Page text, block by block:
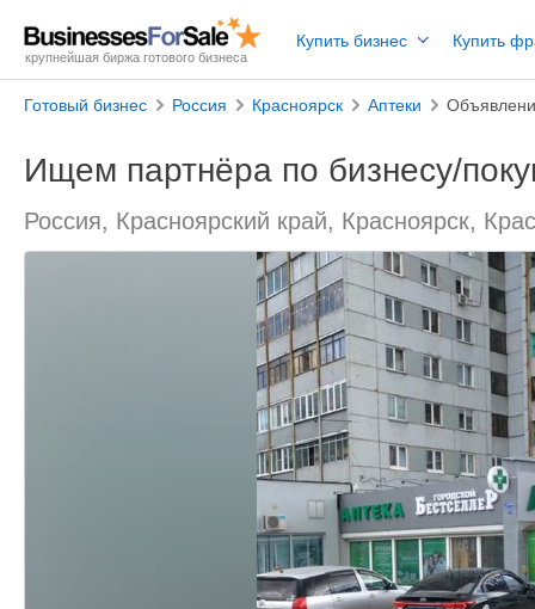
крупнейшая биржа готового бизнеса
Купить бизнес Купить
Готовый бизнес Россия Красноярск Аптеки
Ищем партнёра по бизнесу/
Россия, Красноярский край, Красноярск,